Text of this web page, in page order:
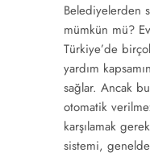
Belediyelerden
mümkün mü?
Türkiye’de
yardım
sağlar. Ancak
otomatik
karşılamak
sistemi,